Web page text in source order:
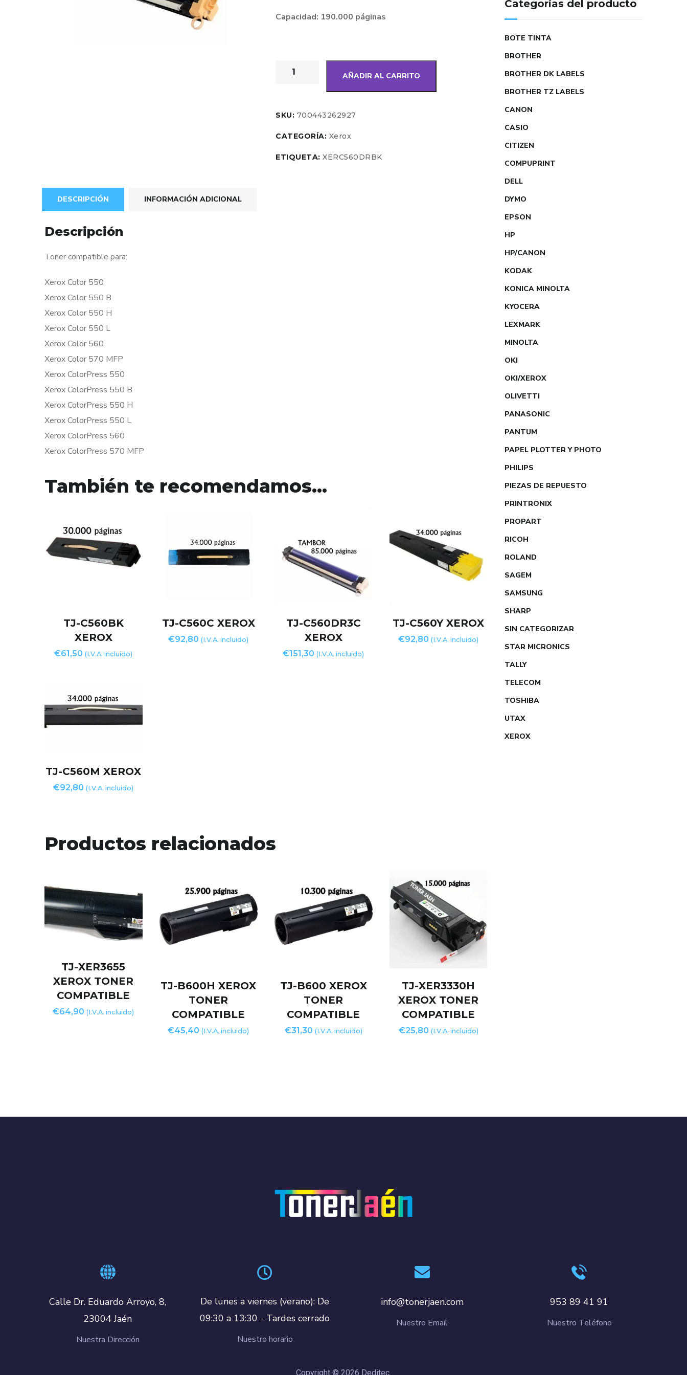
Capacidad: 190.000 páginas
AÑADIR AL CARRITO
SKU: 700443262927
CATEGORÍA: Xerox
ETIQUETA:XERC560DRBK
DESCRIPCIÓN INFORMACIÓN ADICIONAL
Descripción
Toner compatible para:
Xerox Color 550
Xerox Color 550 B
Xerox Color 550 H
Xerox Color 550 L
Xerox Color 560
Xerox Color 570 MFP
Xerox ColorPress 550
Xerox ColorPress 550 B
Xerox ColorPress 550 H
Xerox ColorPress 550 L
Xerox ColorPress 560
Xerox ColorPress 570 MFP
También te recomendamos…
TJ-C560BK
XEROX
€61,50 (I.V.A. incluido)
TJ-C560C XEROX
€92,80 (I.V.A. incluido)
TJ-C560DR3C
XEROX
€151,30 (I.V.A. incluido)
TJ-C560Y XEROX
€92,80 (I.V.A. incluido)
TJ-C560M XEROX
€92,80 (I.V.A. incluido)
Productos relacionados
TJ-XER3655
XEROX TONER
COMPATIBLE
€64,90 (I.V.A. incluido)
TJ-B600H XEROX
TONER
COMPATIBLE
€45,40 (I.V.A. incluido)
TJ-B600 XEROX
TONER
COMPATIBLE
€31,30 (I.V.A. incluido)
TJ-XER3330H
XEROX TONER
COMPATIBLE
€25,80 (I.V.A. incluido)
Categorías del producto
BOTE TINTA
BROTHER
BROTHER DK LABELS
BROTHER TZ LABELS
CANON
CASIO
CITIZEN
COMPUPRINT
DELL
DYMO
EPSON
HP
HP/CANON
KODAK
KONICA MINOLTA
KYOCERA
LEXMARK
MINOLTA
OKI
OKI/XEROX
OLIVETTI
PANASONIC
PANTUM
PAPEL PLOTTER Y PHOTO
PHILIPS
PIEZAS DE REPUESTO
PRINTRONIX
PROPART
RICOH
ROLAND
SAGEM
SAMSUNG
SHARP
SIN CATEGORIZAR
STAR MICRONICS
TALLY
TELECOM
TOSHIBA
UTAX
XEROX
Calle Dr. Eduardo Arroyo, 8,
23004 Jaén
Nuestra Dirección
De lunes a viernes (verano): De
09:30 a 13:30 - Tardes cerrado
Nuestro horario
info@tonerjaen.com
Nuestro Email
953 89 41 91
Nuestro Teléfono
Copyright © 2026 Deditec.